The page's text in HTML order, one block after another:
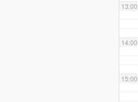
13:00
14:00
15:00